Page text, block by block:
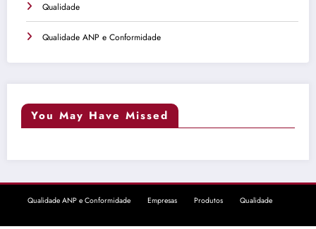
Qualidade
Qualidade ANP e Conformidade
You May Have Missed
Qualidade ANP e Conformidade Empresas Produtos Qualidade